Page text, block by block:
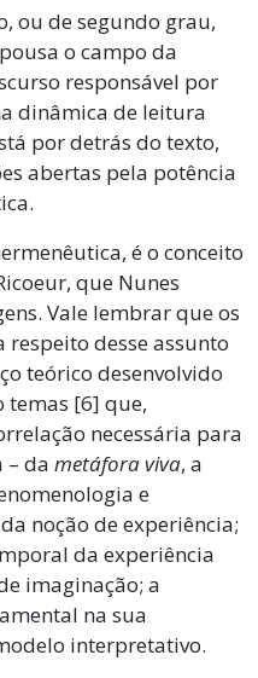
ou de segundo grau,
o campo da
responsável por
dinâmica de leitura
por detrás do texto,
abertas pela potência
é o conceito
que Nunes
Vale lembrar que os
desse assunto
teórico desenvolvido
temas [6] que,
necessária para
– da metáfora viva, a
e
noção de experiência;
da experiência
imaginação; a
na sua
interpretativo.